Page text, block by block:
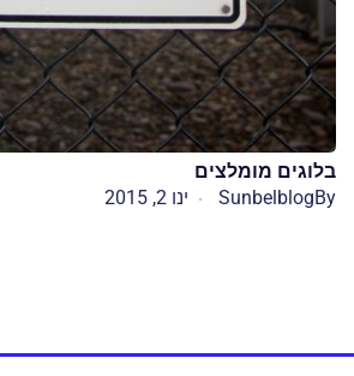
בלוגים מומלצים
By
Sunbelblog ינו 2, 2015